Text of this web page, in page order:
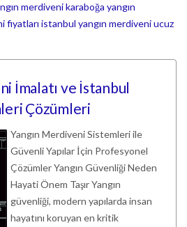
merdivenikaraboğa yangın
fiyatları istanbul yangın merdiveniucuz
İmalatı ve İstanbul
Çözümleri
Yangın Merdiveni Sistemleri ile
Güvenli Yapılar İçin Profesyonel
Çözümler Yangın Güvenliği Neden
Hayati Önem Taşır Yangın
güvenliği, modern yapılarda insan
hayatını koruyan en kritik